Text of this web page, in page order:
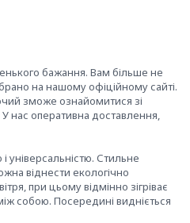
бажання. Вам більше не
на нашому офіційному сайті.
зможе ознайомитися зі
нас оперативна доставлення,
універсальністю. Стильне
віднести екологічно
при цьому відмінно зігріває
собою. Посередині видніється